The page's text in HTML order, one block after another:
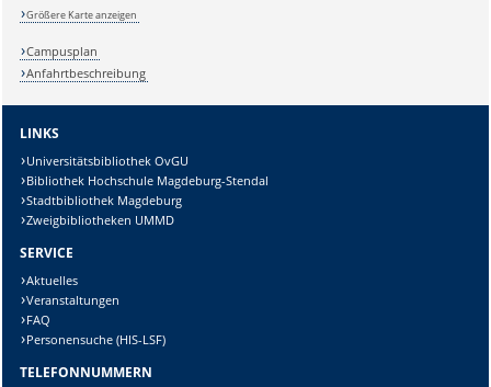
Größere Karte anzeigen
Campusplan
Anfahrtbeschreibung
LINKS
Universitätsbibliothek OvGU
Bibliothek Hochschule Magdeburg-Stendal
Stadtbibliothek Magdeburg
Zweigbibliotheken UMMD
SERVICE
Aktuelles
Veranstaltungen
FAQ
Personensuche (HIS-LSF)
TELEFONNUMMERN